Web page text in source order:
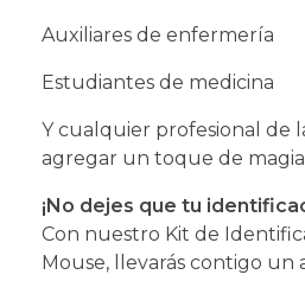
Auxiliares de enfermería
Estudiantes de medicina
Y cualquier profesional de
agregar un toque de
¡No dejes que tu
Con nuestro Kit de
Mouse, llevarás contigo un